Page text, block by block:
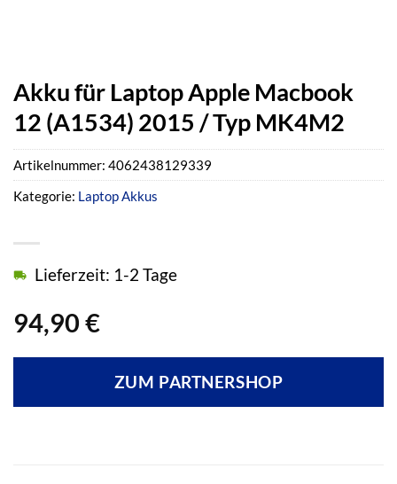
Akku für Laptop Apple Macbook
12 (A1534) 2015 / Typ MK4M2
94,90 €
Lieferzeit: 1-2 Tage
ZUM PARTNERSHOP
Artikelnummer: 4062438129339
Kategorie: Laptop Akkus